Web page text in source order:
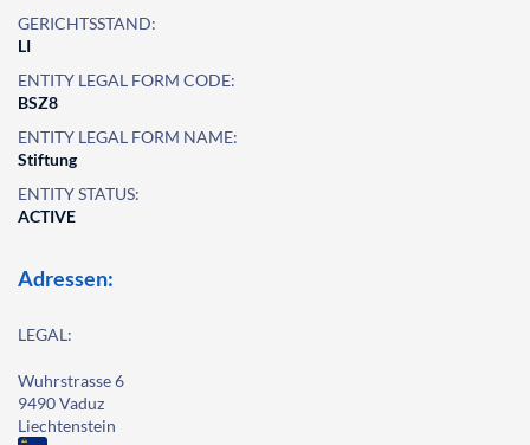
GERICHTSSTAND:
LI
ENTITY LEGAL FORM CODE:
BSZ8
ENTITY LEGAL FORM NAME:
Stiftung
ENTITY STATUS:
ACTIVE
Adressen:
LEGAL:
Wuhrstrasse 6
9490 Vaduz
Liechtenstein